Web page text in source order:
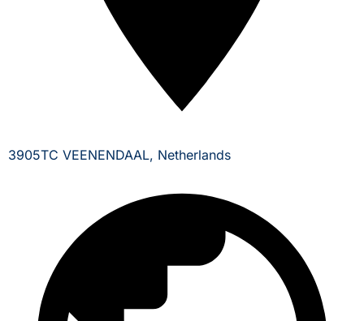
3905TC VEENENDAAL, Netherlands